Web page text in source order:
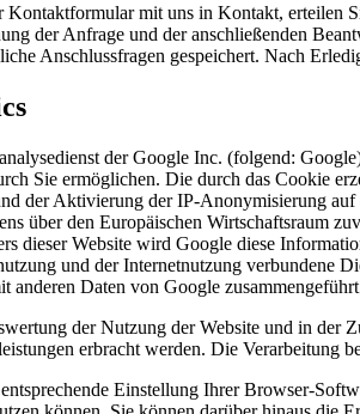
mit uns in Kontakt,
der Anfrage und der anschließenden
Anschlussfragen gespeichert. Nach
der Google Inc. (folgend:
Sie ermöglichen. Die durch das Cookie
der Aktivierung der IP-Anonymisierung
über den Europäischen
dieser Website wird Google diese
und der Internetnutzung verbundene
Daten von Google
der Nutzung der Website und in der
erbracht werden. Die Verarbeitung
Einstellung Ihrer Browser-